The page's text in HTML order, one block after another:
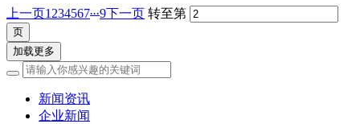
上一页1 234567...9下一页 转至第
加载更多
新闻资讯
企业新闻